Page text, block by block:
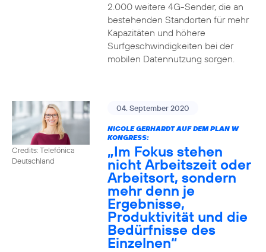
2.000 weitere 4G-Sender, die an
bestehenden Standorten für mehr
Kapazitäten und höhere
Surfgeschwindigkeiten bei der
mobilen Datennutzung sorgen.
Credits: Telefónica
Deutschland
04. September 2020
NICOLE GERHARDT AUF DEM PLAN W
KONGRESS:
„Im Fokus stehen
nicht Arbeitszeit oder
Arbeitsort, sondern
mehr denn je
Ergebnisse,
Produktivität und die
Bedürfnisse des
Einzelnen“